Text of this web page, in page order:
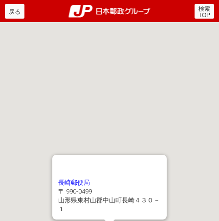
郵便局・日本郵政グルー
戻る 検索
TOP
長崎郵便局
〒 990-0499
山形県東村山郡中山町長崎４３０－
１